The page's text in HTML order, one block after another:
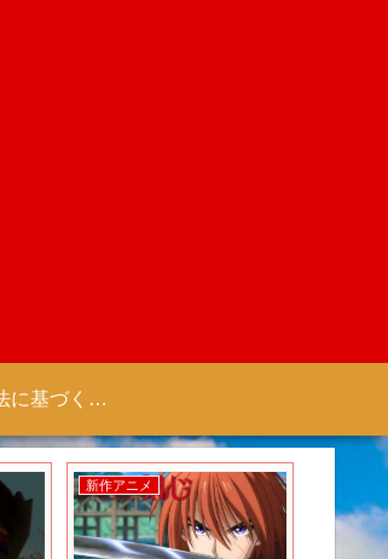
特定商取引法に基づく表記（商取引に関する開示）
新作アニメ